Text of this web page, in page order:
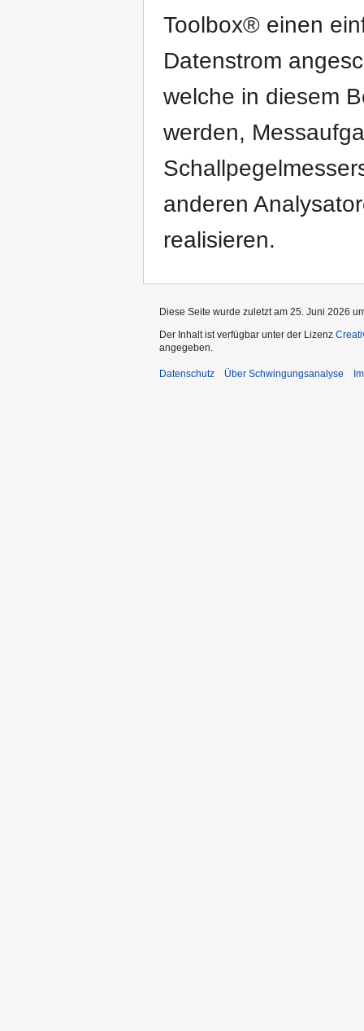
Toolbox® einen
Datenstrom
welche in diesem
werden,
anderen
realisieren.
Diese Seite wurde zuletzt am 25. Juni 2026
Der Inhalt ist verfügbar unter der Lizenz
angegeben.
Datenschutz Über Schwingungsanalyse